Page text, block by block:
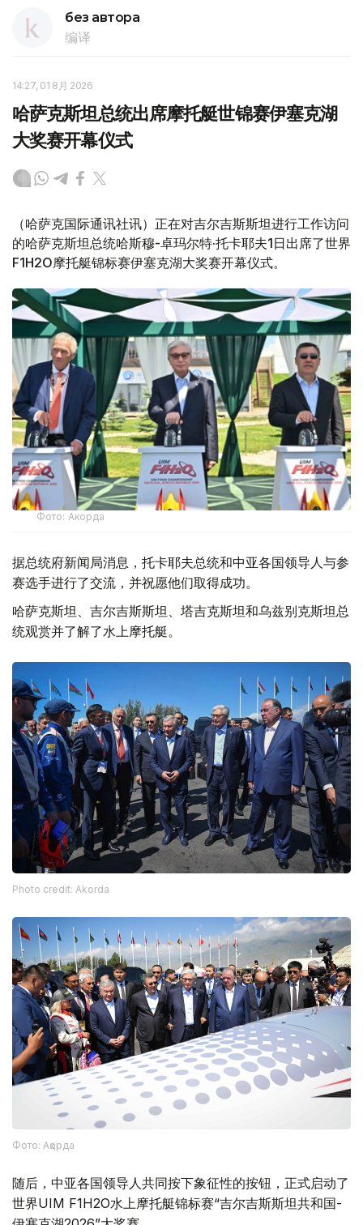
без автора
编译
14:27, 01 8月 2026
哈萨克斯坦总统出席摩托艇世锦赛伊塞克湖
大奖赛开幕仪式
（哈萨克国际通讯社讯）正在对吉尔吉斯斯坦进行工作访问
的哈萨克斯坦总统哈斯穆-卓玛尔特·托卡耶夫1日出席了世界
F1H2O摩托艇锦标赛伊塞克湖大奖赛开幕仪式。
Фото: Акорда
据总统府新闻局消息，托卡耶夫总统和中亚各国领导人与参
赛选手进行了交流，并祝愿他们取得成功。
哈萨克斯坦、吉尔吉斯斯坦、塔吉克斯坦和乌兹别克斯坦总
统观赏并了解了水上摩托艇。
Photo credit: Akorda
Фото: Ақорда
随后，中亚各国领导人共同按下象征性的按钮，正式启动了
世界UIM F1H2O水上摩托艇锦标赛“吉尔吉斯斯坦共和国-